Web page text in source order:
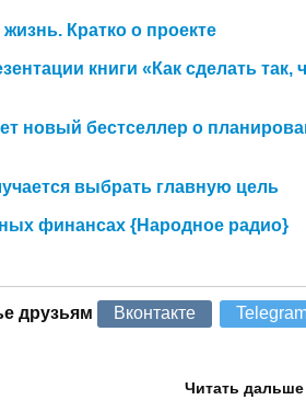
Кратко о проекте
книги «Как сделать
новый бестселлер о
выбрать главную цель
финансах {Народное радио}
друзьям Вконтакте
Читать дальше